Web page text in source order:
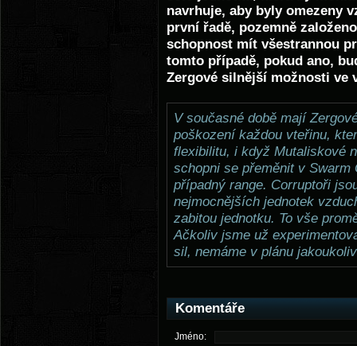
navrhuje, aby byly omezeny
první řadě, pozemně
schopnost mít všestrannou
tomto případě, pokud ano,
Zergové silnější možnosti ve
V současné době mají
poškození každou vteřinu,
flexibilitu, i když Mutaliskové
schopni se přeměnit v
případný range. Corruptoři
nejmocnějších jednotek
zabitou jednotku. To vše
Ačkoliv jsme už
sil, nemáme v plánu
Komentáře
Jméno: